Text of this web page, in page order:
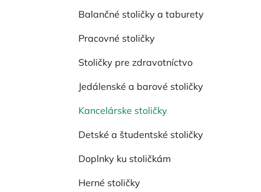
Balančné stoličky a taburety
Pracovné stoličky
Stoličky pre zdravotníctvo
Jedálenské a barové stoličky
Kancelárske stoličky
Detské a študentské stoličky
Doplnky ku stoličkám
Herné stoličky